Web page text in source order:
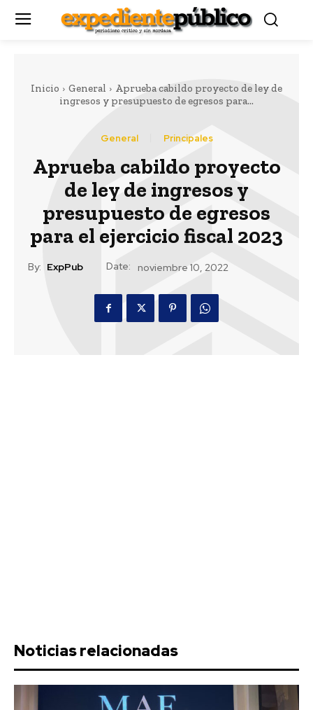
Inicio General
Aprueba cabildo proyecto de ley de
ingresos y presupuesto de egresos para...
General Principales
Aprueba cabildo proyecto
de ley de ingresos y
presupuesto de egresos
para el ejercicio fiscal 2023
By: ExpPub Date: noviembre 10, 2022
Noticias relacionadas